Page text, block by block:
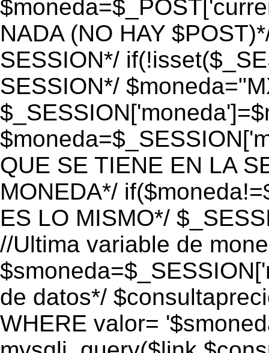
NADA (NO HAY
SESSION*/
SESSION*/
QUE SE TIENE EN LA
MONEDA*/
ES LO MISMO*/
//Ultima variable de
de datos*/
WHERE valor=